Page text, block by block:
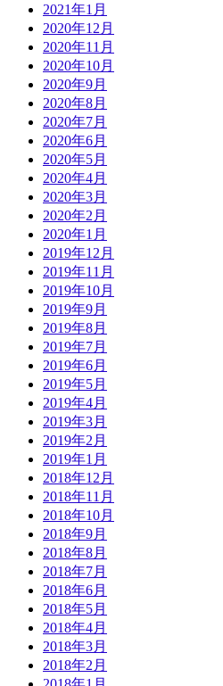
2021年1月
2020年12月
2020年11月
2020年10月
2020年9月
2020年8月
2020年7月
2020年6月
2020年5月
2020年4月
2020年3月
2020年2月
2020年1月
2019年12月
2019年11月
2019年10月
2019年9月
2019年8月
2019年7月
2019年6月
2019年5月
2019年4月
2019年3月
2019年2月
2019年1月
2018年12月
2018年11月
2018年10月
2018年9月
2018年8月
2018年7月
2018年6月
2018年5月
2018年4月
2018年3月
2018年2月